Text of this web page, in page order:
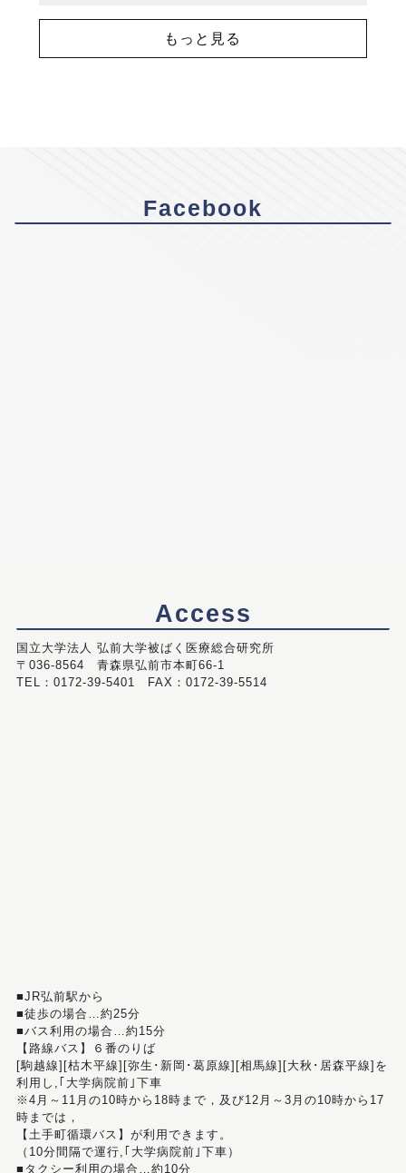
もっと見る
Facebook
Access
国立大学法人 弘前大学被ばく医療総合研究所
〒036-8564 青森県弘前市本町66-1
TEL：0172-39-5401 FAX：0172-39-5514
■JR弘前駅から
■徒歩の場合…約25分
■バス利用の場合…約15分
【路線バス】６番のりば
[駒越線][枯木平線][弥生･新岡･葛原線][相馬線][大秋･居森平線]を
利用し,｢大学病院前｣下車
※4月～11月の10時から18時まで，及び12月～3月の10時から17
時までは，
【土手町循環バス】が利用できます。
（10分間隔で運行,｢大学病院前｣下車）
■タクシー利用の場合…約10分